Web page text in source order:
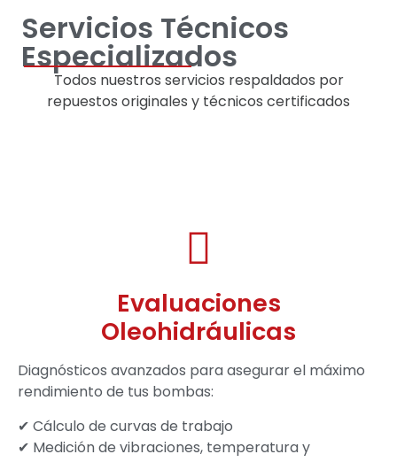
Servicios Técnicos
Especializados
Todos nuestros servicios respaldados por
repuestos originales y técnicos certificados
Evaluaciones
Oleohidráulicas
Diagnósticos avanzados para asegurar el máximo
rendimiento de tus bombas:
✔ Cálculo de curvas de trabajo
✔ Medición de vibraciones, temperatura y